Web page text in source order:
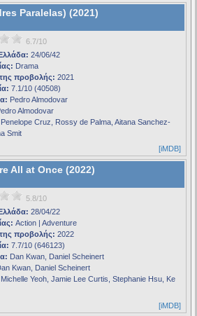
Paralelas) (2021)
6.7/10
24/06/42
Drama
προβολής: 2021
7.1/10 (40508)
Pedro Almodovar
Almodovar
Penelope Cruz, Rossy de Palma, Aitana Sanchez-
Smit
[iMDB]
All at Once (2022)
5.8/10
28/04/22
Action | Adventure
προβολής: 2022
7.7/10 (646123)
Dan Kwan, Daniel Scheinert
Kwan, Daniel Scheinert
Michelle Yeoh, Jamie Lee Curtis, Stephanie Hsu, Ke
[iMDB]